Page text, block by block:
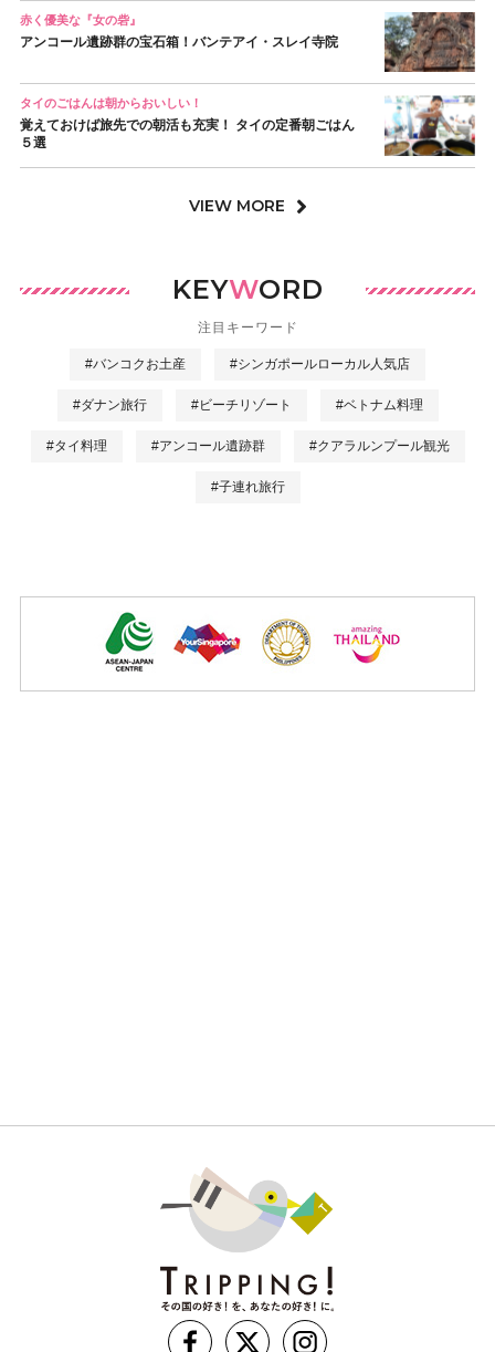
赤く優美な『女の砦』
アンコール遺跡群の宝石箱！バンテアイ・スレイ寺院
タイのごはんは朝からおいしい！
覚えておけば旅先での朝活も充実！ タイの定番朝ごはん
５選
VIEW MORE
KEYWORD
注目キーワード
#バンコクお土産 #シンガポールローカル人気店
#ダナン旅行 #ビーチリゾート #ベトナム料理
#タイ料理 #アンコール遺跡群 #クアラルンプール観光
#子連れ旅行